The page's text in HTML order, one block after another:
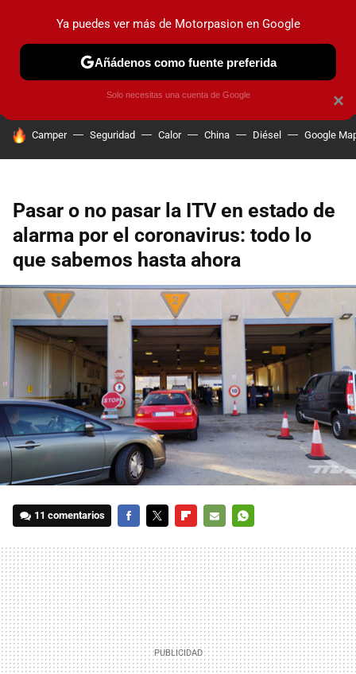
PRUEBAS COCHES ELÉCTRICOS OBSERVATORIO
HOY SE HABLA DE
Camper Seguridad Calor China Diésel Google
Pasar o no pasar la ITV en estado de
alarma por el coronavirus: todo lo
que sabemos hasta ahora
11 comentarios
MAIL
×
Ya puedes ver más de Motorpasion en Google
Añádenos como fuente preferida
Solo necesitas una cuenta de Google